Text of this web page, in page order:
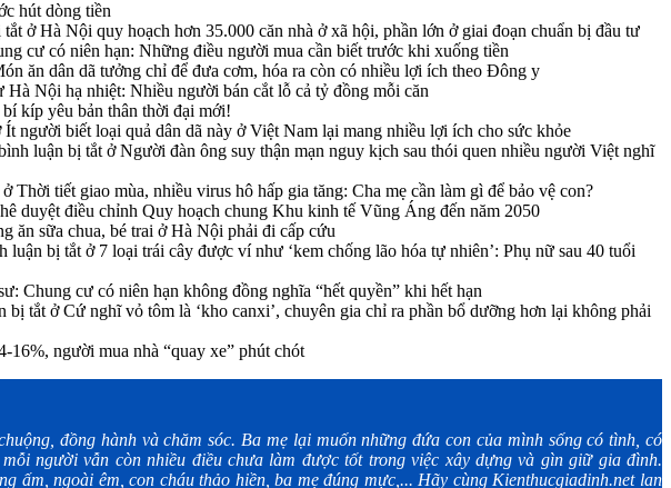
hút dòng tiền
tắt ở Hà Nội quy hoạch hơn 35.000 căn nhà ở xã hội, phần lớn ở giai đoạn chuẩn bị đầu tư
cư có niên hạn: Những điều người mua cần biết trước khi xuống tiền
ăn dân dã tưởng chỉ để đưa cơm, hóa ra còn có nhiều lợi ích theo Đông y
Hà Nội hạ nhiệt: Nhiều người bán cắt lỗ cả tỷ đồng mỗi căn
bí kíp yêu bản thân thời đại mới!
Ít người biết loại quả dân dã này ở Việt Nam lại mang nhiều lợi ích cho sức khỏe
luận bị tắt ở Người đàn ông suy thận mạn nguy kịch sau thói quen nhiều người Việt nghĩ
ở Thời tiết giao mùa, nhiều virus hô hấp gia tăng: Cha mẹ cần làm gì để bảo vệ con?
duyệt điều chỉnh Quy hoạch chung Khu kinh tế Vũng Áng đến năm 2050
ăn sữa chua, bé trai ở Hà Nội phải đi cấp cứu
luận bị tắt ở 7 loại trái cây được ví như ‘kem chống lão hóa tự nhiên’: Phụ nữ sau 40 tuổi
Chung cư có niên hạn không đồng nghĩa “hết quyền” khi hết hạn
bị tắt ở Cứ nghĩ vỏ tôm là ‘kho canxi’, chuyên gia chỉ ra phần bổ dưỡng hơn lại không phải
16%, người mua nhà “quay xe” phút chót
đồng hành và chăm sóc. Ba mẹ lại muốn những đứa con của mình sống có tình, có
người vẫn còn nhiều điều chưa làm được tốt trong việc xây dựng và gìn giữ gia đình.
ấm, ngoài êm, con cháu thảo hiền, ba mẹ đúng mực,... Hãy cùng Kienthucgiadinh.net lan